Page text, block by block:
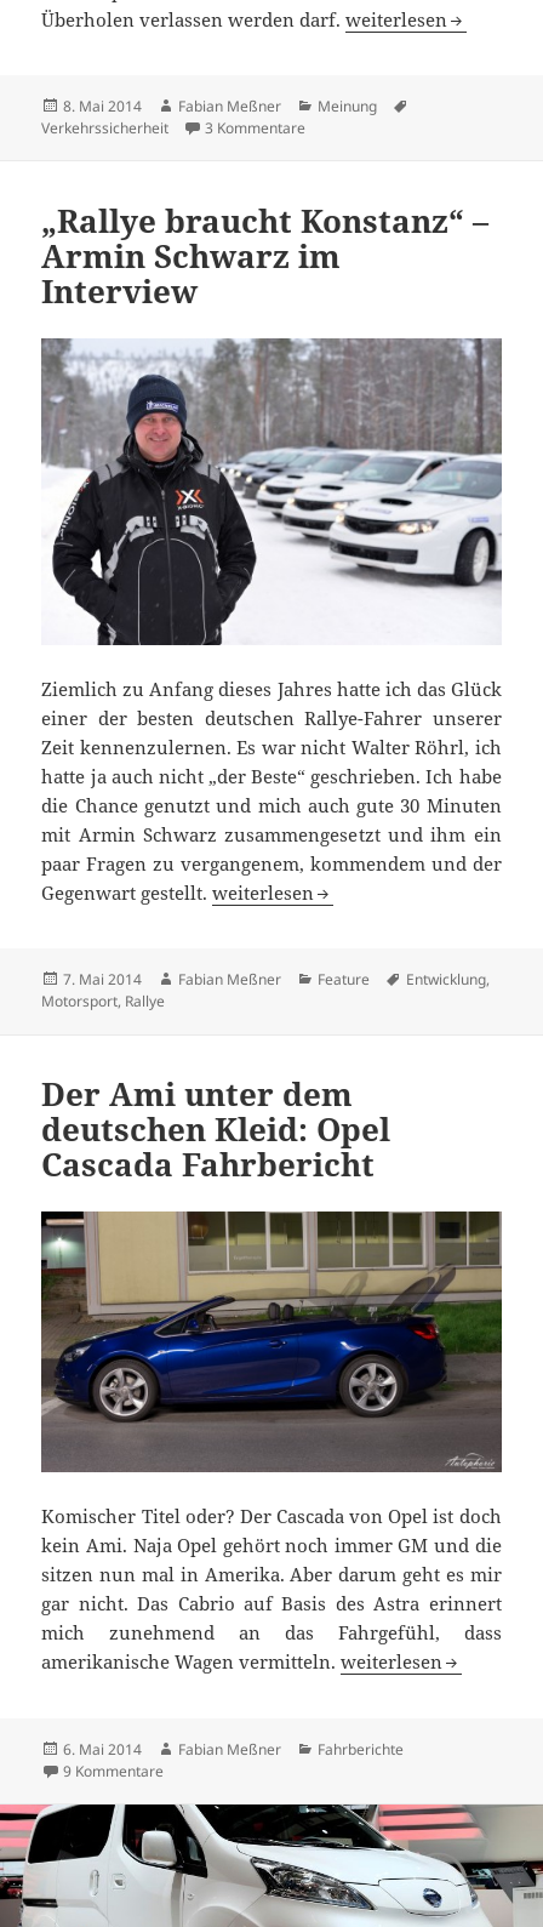
Überholen verlassen werden darf.Das Rechtsfahrgebot
weiterlesen
Veröffentlicht
am
8. Mai 2014 Autor
Fabian Meßner Kategorien
Meinung
Verkehrssicherheit
3 Kommentare
„Rallye braucht Konstanz“ –
Armin Schwarz im
Interview
Ziemlich zu Anfang dieses Jahres hatte ich das Glück
einer der besten deutschen Rallye-Fahrer unserer
Zeit kennenzulernen. Es war nicht Walter Röhrl, ich
hatte ja auch nicht „der Beste“ geschrieben. Ich habe
die Chance genutzt und mich auch gute 30 Minuten
mit Armin Schwarz zusammengesetzt und ihm ein
paar Fragen zu vergangenem, kommendem und der
Gegenwart gestellt.„Rallye braucht Konstanz“ – Armin
weiterlesen
Veröffentlicht
am
7. Mai 2014 Autor
Fabian Meßner Kategorien
Feature Schlagwörter
Entwicklung,
Motorsport, Rallye
Der Ami unter dem
deutschen Kleid: Opel
Cascada Fahrbericht
Komischer Titel oder? Der Cascada von Opel ist doch
kein Ami. Naja Opel gehört noch immer GM und die
sitzen nun mal in Amerika. Aber darum geht es mir
gar nicht. Das Cabrio auf Basis des Astra erinnert
mich zunehmend an das Fahrgefühl, dass
amerikanische Wagen vermitteln.Der Ami unter dem
weiterlesen
Veröffentlicht
am
6. Mai 2014 Autor
Fabian Meßner Kategorien
Fahrberichte
9 Kommentare